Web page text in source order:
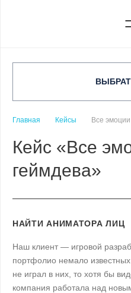
Главная Кейсы Все
Кейс «Все
геймдева»
НАЙТИ АНИМАТОРА ЛИЦ
Наш клиент — игровой
портфолио немало
не играл в них, то хотя бы
компания работала над